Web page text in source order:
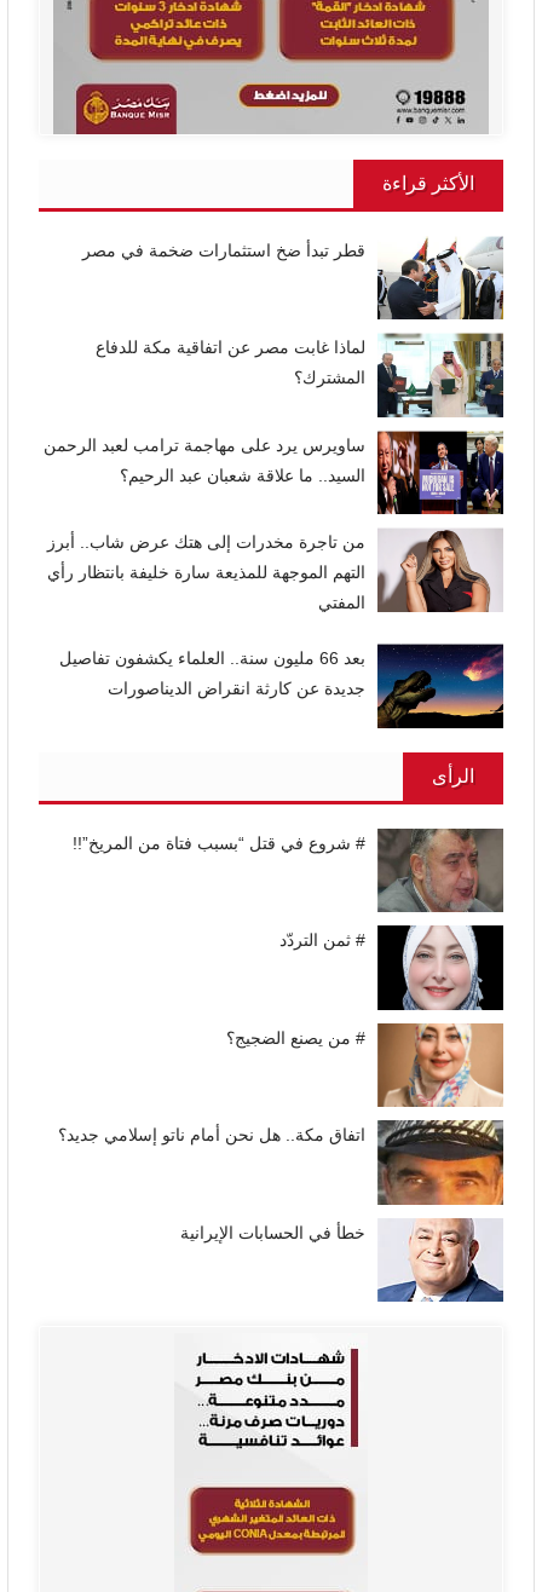
الأكثر قراءة
قطر تبدأ ضخ استثمارات ضخمة في مصر
لماذا غابت مصر عن اتفاقية مكة للدفاع
المشترك؟
ساويرس يرد على مهاجمة ترامب لعبد الرحمن
السيد.. ما علاقة شعبان عبد الرحيم؟
من تاجرة مخدرات إلى هتك عرض شاب.. أبرز
التهم الموجهة للمذيعة سارة خليفة بانتظار رأي
المفتي
بعد 66 مليون سنة.. العلماء يكشفون تفاصيل
جديدة عن كارثة انقراض الديناصورات
الرأى
# شروع في قتل “بسبب فتاة من المريخ”!!
# ثمن التردّد
# من يصنع الضجيج؟
اتفاق مكة.. هل نحن أمام ناتو إسلامي جديد؟
خطأ في الحسابات الإيرانية